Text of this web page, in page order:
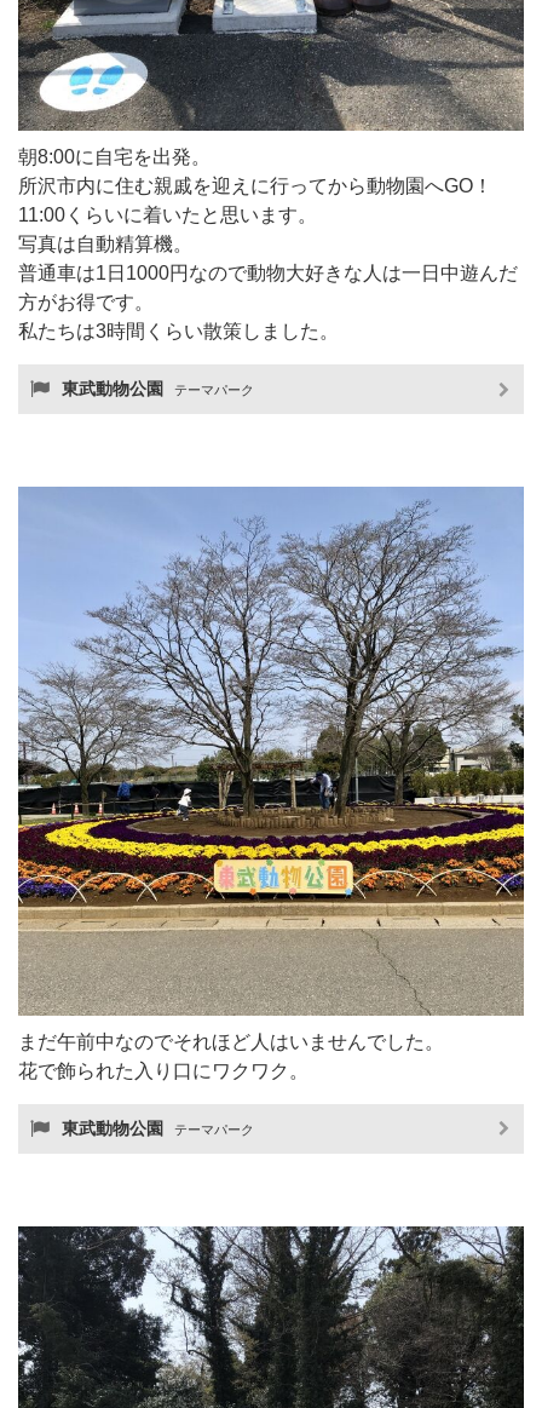
朝8:00に自宅を出発。
所沢市内に住む親戚を迎えに行ってから動物園へGO！
11:00くらいに着いたと思います。
写真は自動精算機。
普通車は1日1000円なので動物大好きな人は一日中遊んだ
方がお得です。
私たちは3時間くらい散策しました。
東武動物公園 テーマパーク
まだ午前中なのでそれほど人はいませんでした。
花で飾られた入り口にワクワク。
東武動物公園 テーマパーク